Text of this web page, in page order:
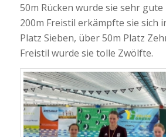
50m Rücken wurde sie sehr
200m Freistil erkämpfte sie sich
Platz Sieben, über 50m Platz
Freistil wurde sie tolle Zwölfte.